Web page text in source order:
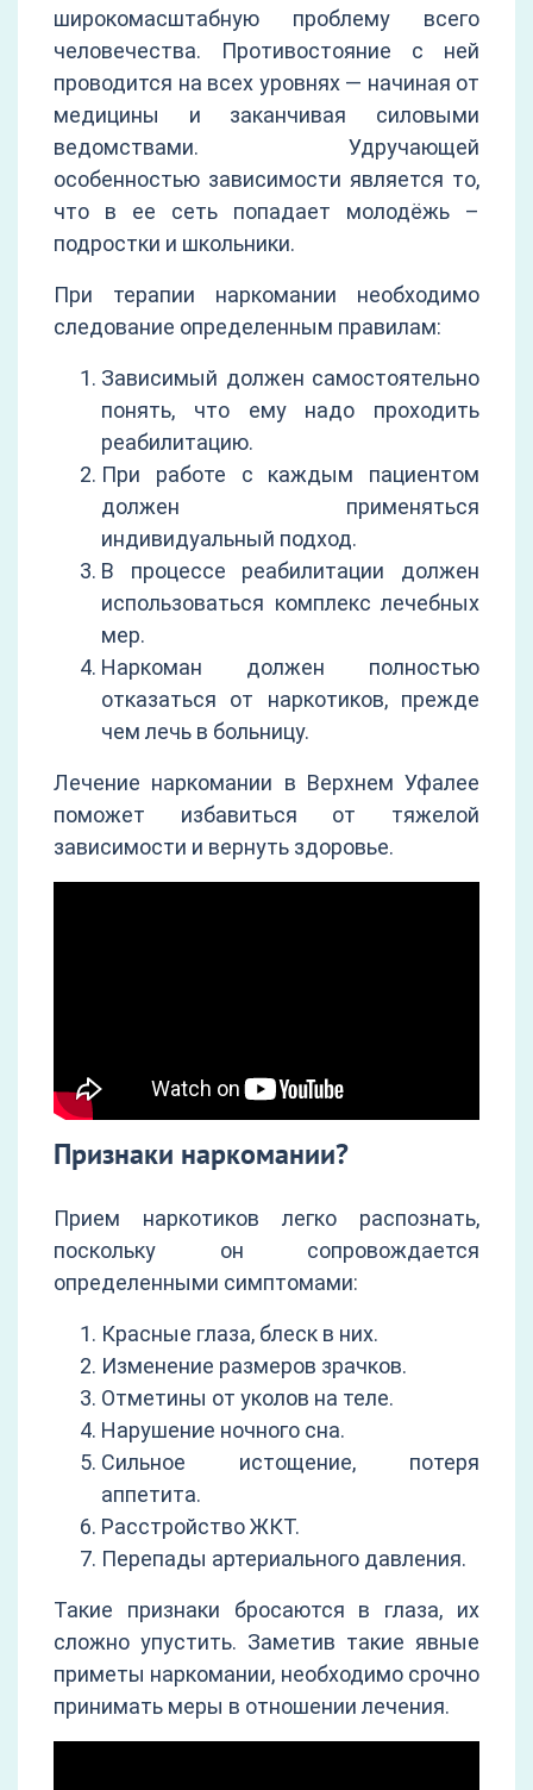
широкомасштабную проблему всего
человечества. Противостояние с ней
проводится на всех уровнях — начиная от
медицины и заканчивая силовыми
ведомствами. Удручающей
особенностью зависимости является то,
что в ее сеть попадает молодёжь –
подростки и школьники.
При терапии наркомании необходимо
следование определенным правилам:
Зависимый должен самостоятельно
понять, что ему надо проходить
реабилитацию.
При работе с каждым пациентом
должен применяться
индивидуальный подход.
В процессе реабилитации должен
использоваться комплекс лечебных
мер.
Наркоман должен полностью
отказаться от наркотиков, прежде
чем лечь в больницу.
Лечение наркомании в Верхнем Уфалее
поможет избавиться от тяжелой
зависимости и вернуть здоровье.
Признаки наркомании?
Прием наркотиков легко распознать,
поскольку он сопровождается
определенными симптомами:
Красные глаза, блеск в них.
Изменение размеров зрачков.
Отметины от уколов на теле.
Нарушение ночного сна.
Сильное истощение, потеря
аппетита.
Расстройство ЖКТ.
Перепады артериального давления.
Такие признаки бросаются в глаза, их
сложно упустить. Заметив такие явные
приметы наркомании, необходимо срочно
принимать меры в отношении лечения.